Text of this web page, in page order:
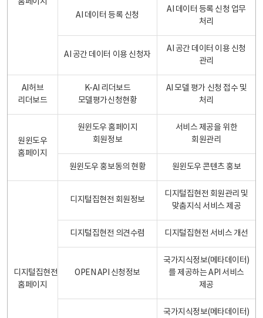
AI 데이터 등록 신청
AI 데이터 등록 신청 업무
처리
AI 공간 데이터 이용 신청자
AI 공간 데이터 이용 신청
관리
AI허브
리더보드
K-AI 리더보드
모델평가신청현황
AI 모델 평가 신청 접수 및
처리
원윈도우
홈페이지
원윈도우 홈페이지
회원정보
서비스 제공을 위한
회원관리
원윈도우 홍보동의 현황 원윈도우 콘텐츠 홍보
디지털집현전
홈페이지
디지털집현전 회원정보
디지털집현전 회원관리 및
맞춤지식 서비스 제공
디지털집현전 의견수렴 디지털집현전 서비스 개선
OPEN API 신청정보
국가지식정보(메타데이터)
를 제공하는 API 서비스
제공
국가지식정보(메타데이터)